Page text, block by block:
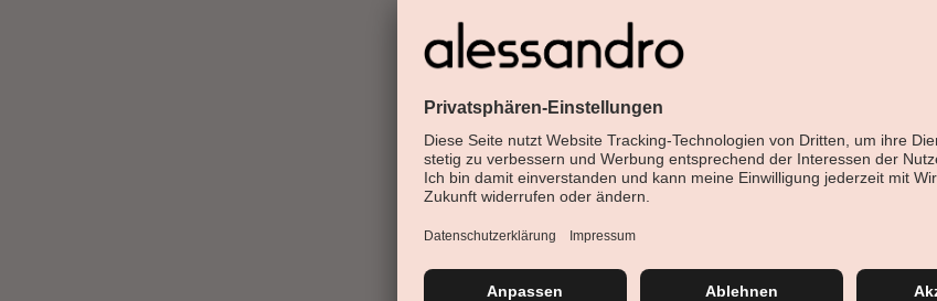
Details
Inhaltsstoffe